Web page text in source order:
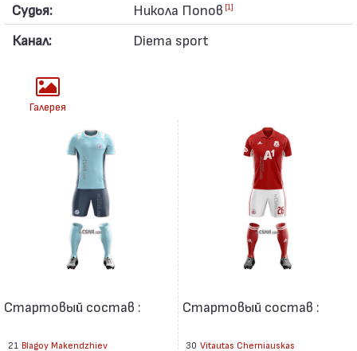
Судья:
Никола Попов [1]
Канал: Diema sport
Галерея
Стартовый состав :
21 Blagoy Makendzhiev
Стартовый состав :
30 Vitautas Cherniauskas